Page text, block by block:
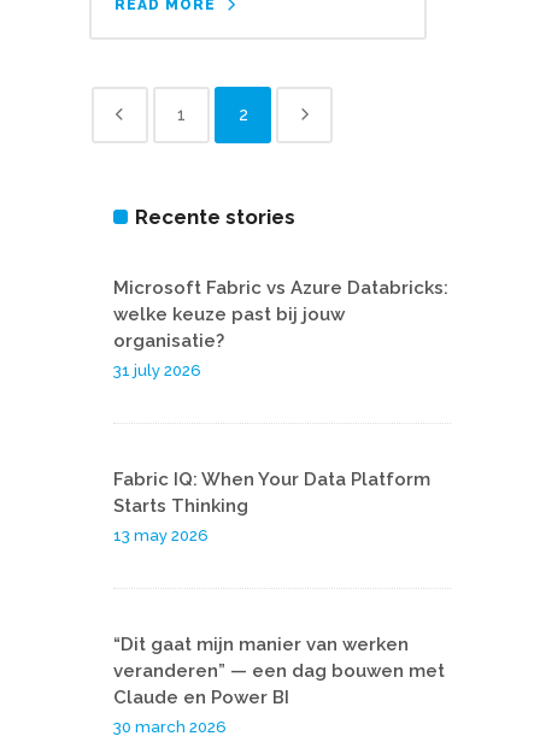
READ MORE
1 2
Recente stories
Microsoft Fabric vs Azure Databricks:
welke keuze past bij jouw
organisatie?
31 july 2026
Fabric IQ: When Your Data Platform
Starts Thinking
13 may 2026
“Dit gaat mijn manier van werken
veranderen” — een dag bouwen met
Claude en Power BI
30 march 2026